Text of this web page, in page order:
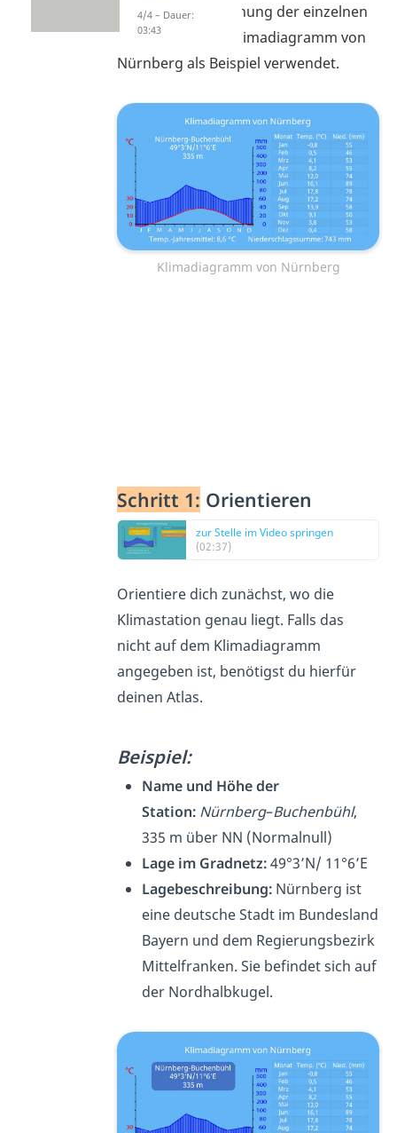
Zur Veranschaulichung der einzelnen
Schritte wird ein Klimadiagramm von
Nürnberg als Beispiel verwendet.
Klimadiagramm von Nürnberg
Schritt 1: Orientieren
zur Stelle im Video springen
(02:37)
Orientiere dich zunächst, wo die
Klimastation genau liegt. Falls das
nicht auf dem Klimadiagramm
angegeben ist, benötigst du hierfür
deinen Atlas.
Beispiel:
Name und Höhe der
Station: Nürnberg–Buchenbühl,
335 m über NN (Normalnull)
Lage im Gradnetz:49°3’N/ 11°6’E
Lagebeschreibung: Nürnberg ist
eine deutsche Stadt im Bundesland
Bayern und dem Regierungsbezirk
Mittelfranken. Sie befindet sich auf
der Nordhalbkugel.
4/4 – Dauer:
03:43